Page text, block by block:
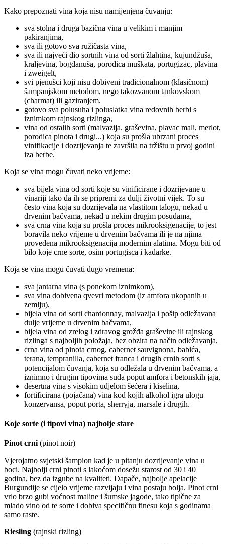
Kako prepoznati vina koja nisu namijenjena čuvanju:
sva stolna i druga bazična vina u velikim i manjim
pakiranjima,
sva ili gotovo sva ružičasta vina,
sva ili najveći dio sortnih vina od sorti žlahtina, kujundžuša,
kraljevina, bogdanuša, porodica muškata, portugizac, plavina
i zweigelt,
svi pjenušci koji nisu dobiveni tradicionalnom (klasičnom)
šampanjskom metodom, nego takozvanom tankovskom
(charmat) ili gaziranjem,
gotovo sva polusuha i poluslatka vina redovnih berbi s
iznimkom rajnskog rizlinga,
vina od ostalih sorti (malvazija, graševina, plavac mali, merlot,
porodica pinota i drugi...) koja su prošla ubrzani proces
vinifikacije i dozrijevanja te završila na tržištu u prvoj godini
iza berbe.
Koja se vina mogu čuvati neko vrijeme:
sva bijela vina od sorti koje su vinificirane i dozrijevane u
vinariji tako da ih se pripremi za dulji životni vijek. To su
često vina koja su dozrijevala na vlastitom talogu, nekad u
drvenim bačvama, nekad u nekim drugim posudama,
sva crna vina koja su prošla proces mikrooksigenacije, to jest
boravila neko vrijeme u drvenim bačvama ili je na njima
provedena mikrooksigenacija modernim alatima. Mogu biti od
bilo koje crne sorte, osim portugisca i kadarke.
Koja se vina mogu čuvati dugo vremena:
sva jantarna vina (s ponekom iznimkom),
sva vina dobivena qvevri metodom (iz amfora ukopanih u
zemlju),
bijela vina od sorti chardonnay, malvazija i pošip odležavana
dulje vrijeme u drvenim bačvama,
bijela vina od zrelog i zdravog grožđa graševine ili rajnskog
rizlinga s najboljih položaja, bez obzira na način odležavanja,
crna vina od pinota crnog, cabernet sauvignona, babića,
terana, tempranilla, cabernet franca i drugih crnih sorti s
potencijalom čuvanja, koja su odležala u drvenim bačvama, a
iznimno i drugim tipovima suđa poput amfora i betonskih jaja,
desertna vina s visokim udjelom šećera i kiselina,
fortificirana (pojačana) vina kod kojih alkohol igra ulogu
konzervansa, poput porta, sherryja, marsale i drugih.
Koje sorte (i tipovi vina) najbolje stare
Pinot crni (pinot noir)
Vjerojatno svjetski šampion kad je u pitanju dozrijevanje vina u
boci. Najbolji crni pinoti s lakoćom dosežu starost od 30 i 40
godina, bez da izgube na kvaliteti. Dapače, najbolje apelacije
Burgundije se cijelo vrijeme razvijaju i vina postaju bolja. Pinot crni
vrlo brzo gubi voćnost maline i šumske jagode, tako tipične za
mlado vino od te sorte i dobiva specifičnu finesu koja s godinama
samo raste.
Riesling (rajnski rizling)